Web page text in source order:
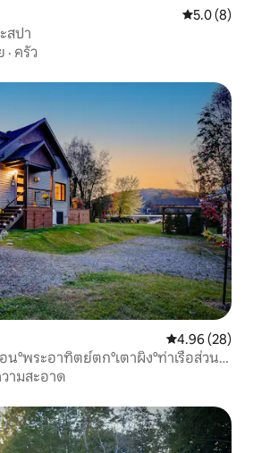
คะแนนเฉลี่
5.0 (8)
สปา
· ครัว
คะแนนเฉลี่ย
4.96 (28)
น°พระอาทิตย์ตก°เตาผิง°ท่าเรือส่วน
ามสะอาด